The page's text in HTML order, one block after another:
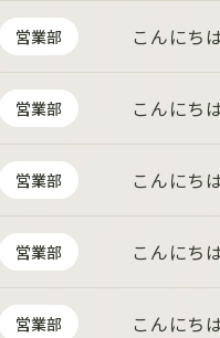
営業部 こんにち
営業部 こんにち
営業部 こんにち
営業部 こんにち
営業部 こんにち